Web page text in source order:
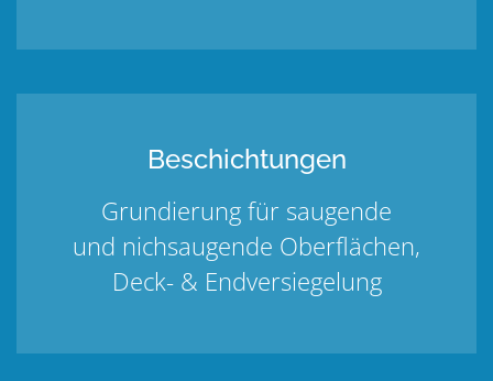
Beschichtungen
Grundierung für saugende
und nichsaugende Oberflächen,
Deck- & Endversiegelung